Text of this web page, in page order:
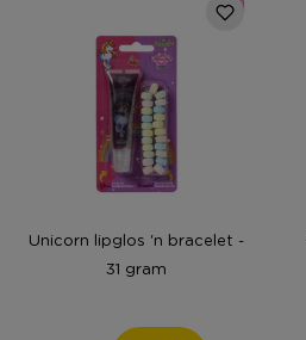
Unicorn lipglos 'n bracelet -
31 gram